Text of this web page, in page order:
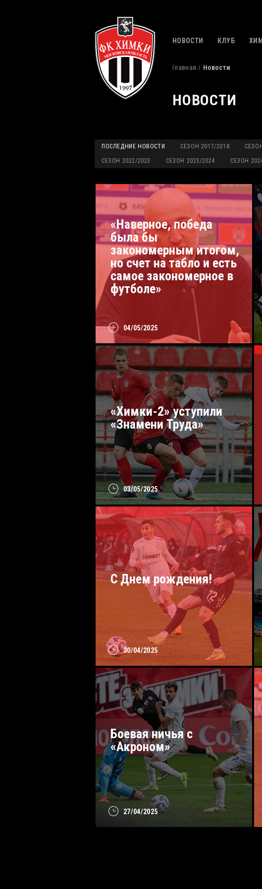
НОВОСТИ КЛУБ
Главная Новости
НОВОСТИ
ПОСЛЕДНИЕ НОВОСТИ СЕЗОН 2017/2018
СЕЗОН 2022/2023 СЕЗОН 2023/2024 СЕЗОН
04/05/2025
«Наверное, победа
была бы
закономерным итогом,
но счет на табло и есть
самое закономерное в
футболе»
03/05/2025
«Химки-2» уступили
«Знамени Труда»
30/04/2025
С Днем рождения!
27/04/2025
Боевая ничья с
«Акроном»